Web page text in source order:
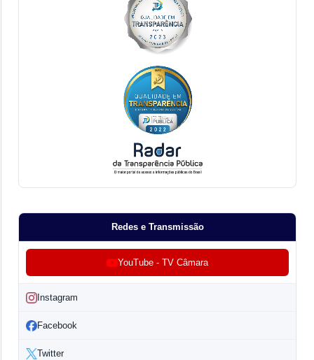
Redes e Transmissão
YouTube - TV Câmara
Instagram
Facebook
Twitter